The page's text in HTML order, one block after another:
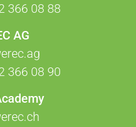
366 08 88
AG
366 08 90